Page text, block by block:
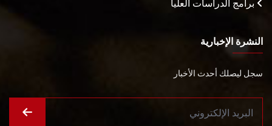
برامج الدراسات العليا
النشرة الإخبارية
سجل ليصلك أحدث الأخبار